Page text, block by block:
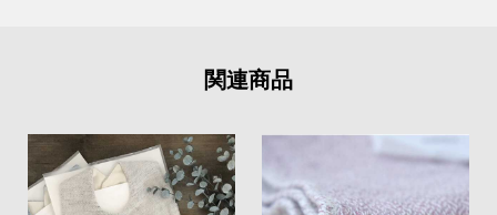
関連商品